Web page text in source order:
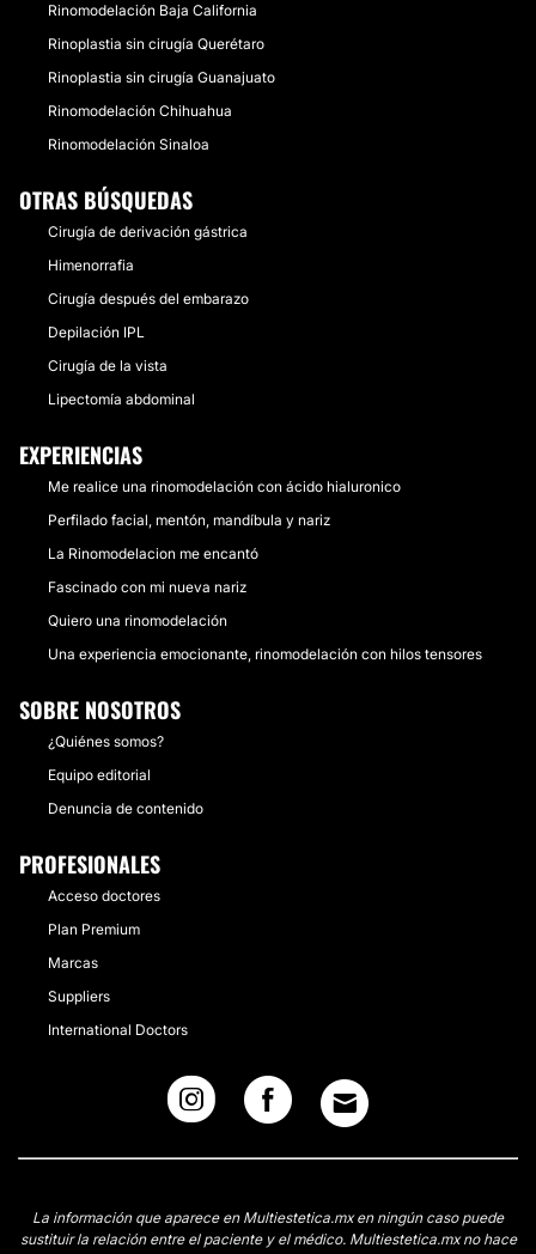
Rinomodelación Baja California
Rinoplastia sin cirugía Querétaro
Rinoplastia sin cirugía Guanajuato
Rinomodelación Chihuahua
Rinomodelación Sinaloa
OTRAS BÚSQUEDAS
Cirugía de derivación gástrica
Himenorrafia
Cirugía después del embarazo
Depilación IPL
Cirugía de la vista
Lipectomía abdominal
EXPERIENCIAS
Me realice una rinomodelación con ácido hialuronico
Perfilado facial, mentón, mandíbula y nariz
La Rinomodelacion me encantó
Fascinado con mi nueva nariz
Quiero una rinomodelación
Una experiencia emocionante, rinomodelación con hilos tensores
SOBRE NOSOTROS
¿Quiénes somos?
Equipo editorial
Denuncia de contenido
PROFESIONALES
Acceso doctores
Plan Premium
Marcas
Suppliers
International Doctors
La información que aparece en Multiestetica.mx en ningún caso puede
sustituir la relación entre el paciente y el médico. Multiestetica.mx no hace